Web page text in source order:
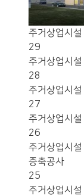
주거상업시설
29
주거상업시설
28
주거상업시설
27
주거상업시설
26
주거상업시설
증축공사
25
주거상업시설